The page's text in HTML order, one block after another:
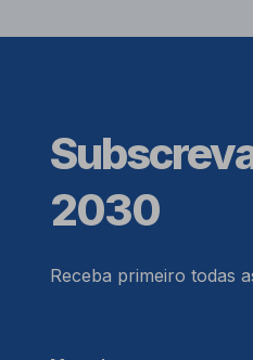
2030
Receba primeiro todas